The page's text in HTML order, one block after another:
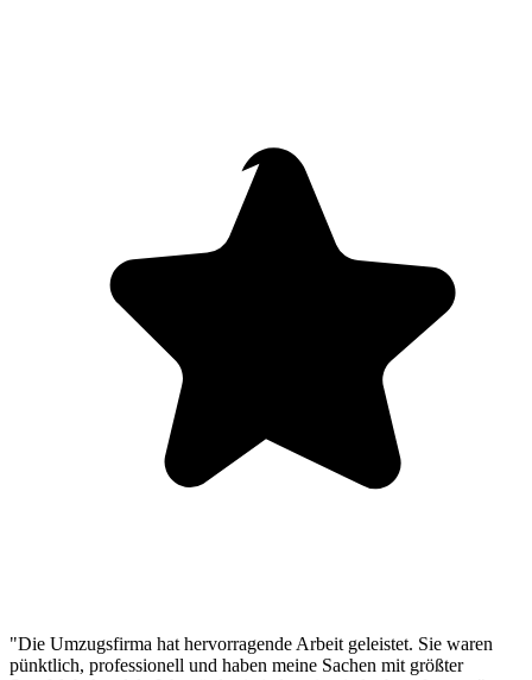
"Die Umzugsfirma hat hervorragende Arbeit geleistet. Sie waren
pünktlich, professionell und haben meine Sachen mit größter